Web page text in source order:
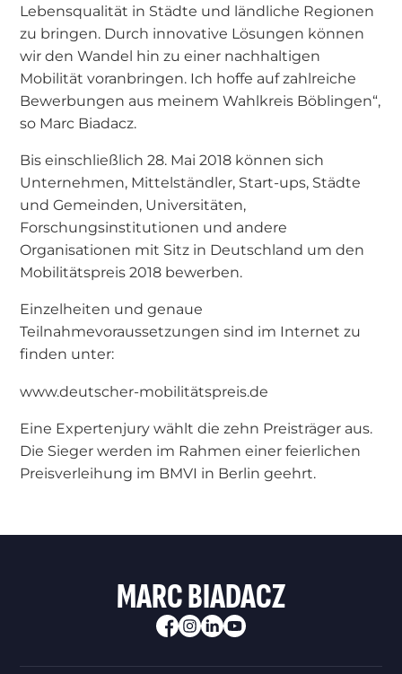
Lebensqualität in Städte und ländliche Regionen
zu bringen. Durch innovative Lösungen können
wir den Wandel hin zu einer nachhaltigen
Mobilität voranbringen. Ich hoffe auf zahlreiche
Bewerbungen aus meinem Wahlkreis Böblingen“,
so Marc Biadacz.
Bis einschließlich 28. Mai 2018 können sich
Unternehmen, Mittelständler, Start-ups, Städte
und Gemeinden, Universitäten,
Forschungsinstitutionen und andere
Organisationen mit Sitz in Deutschland um den
Mobilitätspreis 2018 bewerben.
Einzelheiten und genaue
Teilnahmevoraussetzungen sind im Internet zu
finden unter:
www.deutscher-mobilitätspreis.de
Eine Expertenjury wählt die zehn Preisträger aus.
Die Sieger werden im Rahmen einer feierlichen
Preisverleihung im BMVI in Berlin geehrt.
MARC BIADACZ